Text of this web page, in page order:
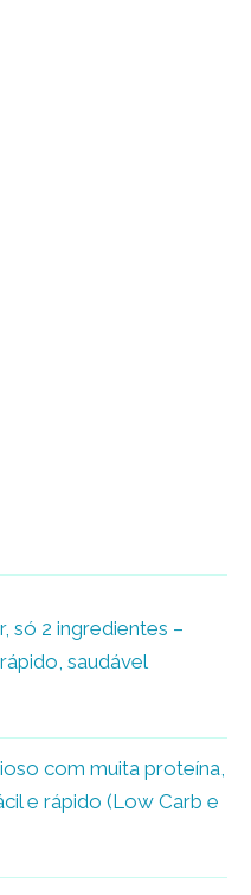
só 2 ingredientes –
saudável
com muita proteína,
e rápido (Low Carb e